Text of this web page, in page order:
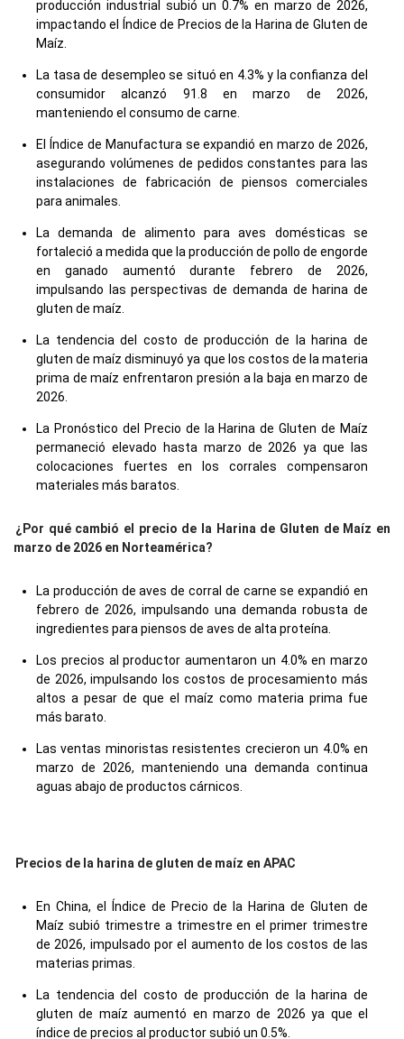
producción industrial subió un 0.7% en marzo de 2026,
impactando el Índice de Precios de la Harina de Gluten de
Maíz.
La tasa de desempleo se situó en 4.3% y la confianza del
consumidor alcanzó 91.8 en marzo de 2026,
manteniendo el consumo de carne.
El Índice de Manufactura se expandió en marzo de 2026,
asegurando volúmenes de pedidos constantes para las
instalaciones de fabricación de piensos comerciales
para animales.
La demanda de alimento para aves domésticas se
fortaleció a medida que la producción de pollo de engorde
en ganado aumentó durante febrero de 2026,
impulsando las perspectivas de demanda de harina de
gluten de maíz.
La tendencia del costo de producción de la harina de
gluten de maíz disminuyó ya que los costos de la materia
prima de maíz enfrentaron presión a la baja en marzo de
2026.
La Pronóstico del Precio de la Harina de Gluten de Maíz
permaneció elevado hasta marzo de 2026 ya que las
colocaciones fuertes en los corrales compensaron
materiales más baratos.
¿Por qué cambió el precio de la Harina de Gluten de Maíz en
marzo de 2026 en Norteamérica?
La producción de aves de corral de carne se expandió en
febrero de 2026, impulsando una demanda robusta de
ingredientes para piensos de aves de alta proteína.
Los precios al productor aumentaron un 4.0% en marzo
de 2026, impulsando los costos de procesamiento más
altos a pesar de que el maíz como materia prima fue
más barato.
Las ventas minoristas resistentes crecieron un 4.0% en
marzo de 2026, manteniendo una demanda continua
aguas abajo de productos cárnicos.
Precios de la harina de gluten de maíz en APAC
En China, el Índice de Precio de la Harina de Gluten de
Maíz subió trimestre a trimestre en el primer trimestre
de 2026, impulsado por el aumento de los costos de las
materias primas.
La tendencia del costo de producción de la harina de
gluten de maíz aumentó en marzo de 2026 ya que el
índice de precios al productor subió un 0.5%.